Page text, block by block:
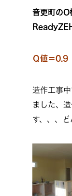
音更町のO
Ｑ値＝
造作工事
ました、
す、、、ど